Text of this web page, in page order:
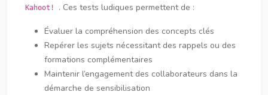
Kahoot! . Ces tests ludiques permettent de :
Évaluer la compréhension des concepts clés
Repérer les sujets nécessitant des rappels ou des
formations complémentaires
Maintenir l’engagement des collaborateurs dans la
démarche de sensibilisation